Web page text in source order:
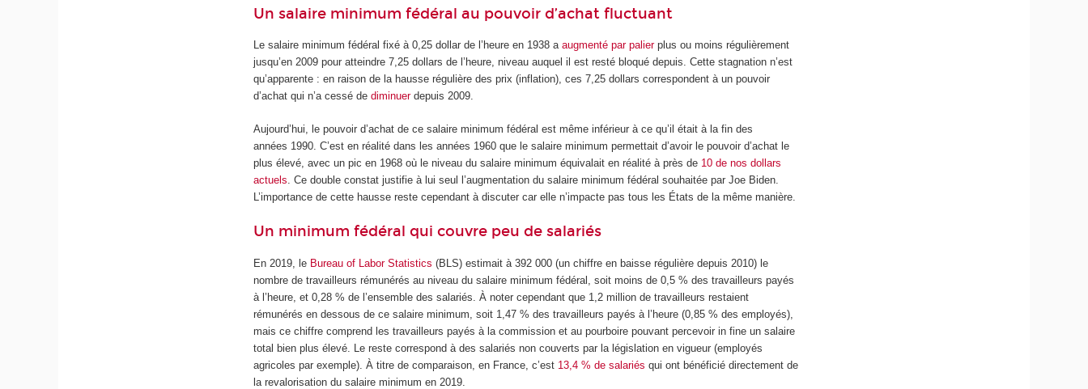
Un salaire minimum fédéral au pouvoir d’achat fluctuant
Le salaire minimum fédéral fixé à 0,25 dollar de l’heure en 1938 aaugmenté par palierplus ou moins régulièrement
jusqu’en 2009 pour atteindre 7,25 dollars de l’heure, niveau auquel il est resté bloqué depuis. Cette stagnation n’est
qu’apparente : en raison de la hausse régulière des prix (inflation), ces 7,25 dollars correspondent à un pouvoir
d’achat qui n’a cessé dediminuerdepuis 2009.
Aujourd’hui, le pouvoir d’achat de ce salaire minimum fédéral est même inférieur à ce qu’il était à la fin des
années 1990. C’est en réalité dans les années 1960 que le salaire minimum permettait d’avoir le pouvoir d’achat le
plus élevé, avec un pic en 1968 où le niveau du salaire minimum équivalait en réalité à près de 10 de nos dollars
actuels . Ce double constat justifie à lui seul l’augmentation du salaire minimum fédéral souhaitée par Joe Biden.
L’importance de cette hausse reste cependant à discuter car elle n’impacte pas tous les États de la même manière.
Un minimum fédéral qui couvre peu de salariés
En 2019, le Bureau of Labor Statistics (BLS) estimait à 392 000 (un chiffre en baisse régulière depuis 2010) le
nombre de travailleurs rémunérés au niveau du salaire minimum fédéral, soit moins de 0,5 % des travailleurs payés
à l’heure, et 0,28 % de l’ensemble des salariés. À noter cependant que 1,2 million de travailleurs restaient
rémunérés en dessous de ce salaire minimum, soit 1,47 % des travailleurs payés à l’heure (0,85 % des employés),
mais ce chiffre comprend les travailleurs payés à la commission et au pourboire pouvant percevoir in fine un salaire
total bien plus élevé. Le reste correspond à des salariés non couverts par la législation en vigueur (employés
agricoles par exemple). À titre de comparaison, en France, c’est 13,4 % de salariés qui ont bénéficié directement de
la revalorisation du salaire minimum en 2019.